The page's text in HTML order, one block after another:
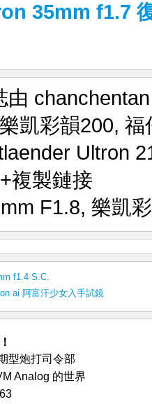
35mm f1.7
由
樂凱彩韻200, 福
Ultron
+複製鏈接
F1.8, 樂凱
f1.4 S.C.
ai 阿富汗少女入手試鏡
型炮打司令部
Analog 的世界